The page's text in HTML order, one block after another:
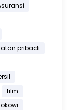
pribadi
film